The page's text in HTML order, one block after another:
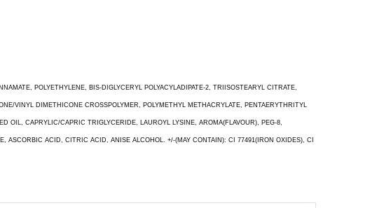
POLYETHYLENE, BIS-DIGLYCERYL POLYACYLADIPATE-2, TRIISOSTEARYL CITRATE,
VINYL DIMETHICONE CROSSPOLYMER, POLYMETHYL METHACRYLATE, PENTAERYTHRITYL
OIL, CAPRYLIC/CAPRIC TRIGLYCERIDE, LAUROYL LYSINE, AROMA(FLAVOUR), PEG-8,
ASCORBIC ACID, CITRIC ACID, ANISE ALCOHOL. +/-(MAY CONTAIN): CI 77491(IRON OXIDES), CI